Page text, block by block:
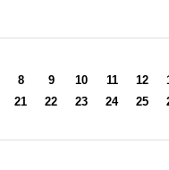
8 9 10 11 12
21 22 23 24 25